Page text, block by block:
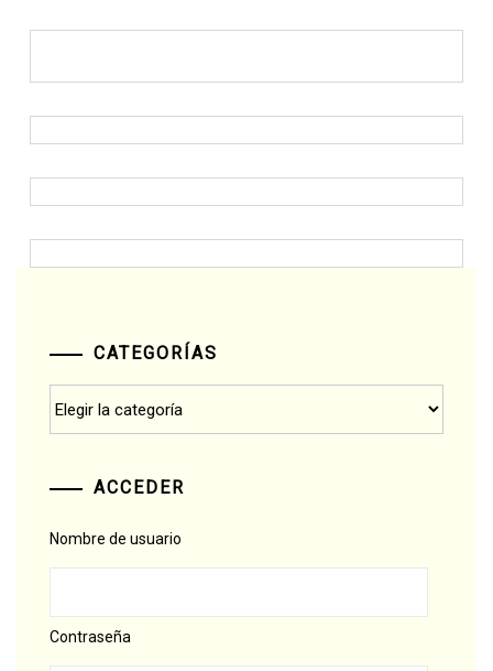
CATEGORÍAS
ACCEDER
Nombre de usuario
Contraseña